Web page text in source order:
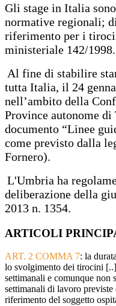
Gli stage in Italia
normative regionali;
riferimento per i
ministeriale 142/1998.
Al fine di stabilire
tutta Italia, il 24
nell’ambito della
Province autonome
documento “Linee
come previsto dalla
Fornero).
L'Umbria ha
deliberazione della
2013 n. 1354.
ARTICOLI
ART. 2 COMMA 7: la
lo svolgimento dei tirocini
settimanali e comunque non
settimanali di lavoro
riferimento del soggetto